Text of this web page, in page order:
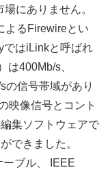
にありません。
よるFirewireとい
ではiLinkと呼ばれ
は400Mb/s、
の信号帯域があり
映像信号とコント
集ソフトウェアで
できました。
ーブル、 IEEE